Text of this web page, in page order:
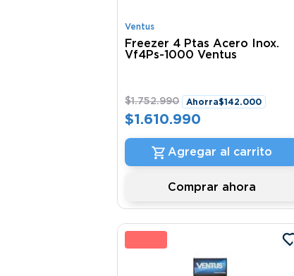
Ventus
Freezer 4 Ptas Acero Inox.
Vf4Ps-1000 Ventus
$1.752.990 Ahorra$142.000
$1.610.990
Agregar al carrito
Comprar ahora
13